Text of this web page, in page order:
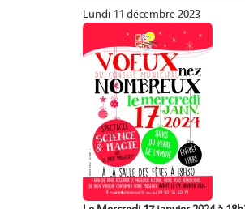
Lundi 11 décembre 2023